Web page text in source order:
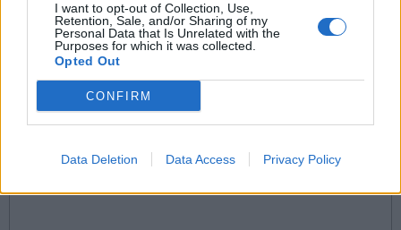
I want to opt-out of Collection, Use,
Retention, Sale, and/or Sharing of my
Personal Data that Is Unrelated with the
Purposes for which it was collected.
Opted Out
CONFIRM
Data Deletion Data Access Privacy Policy
Jūsų vardas
Komentaras